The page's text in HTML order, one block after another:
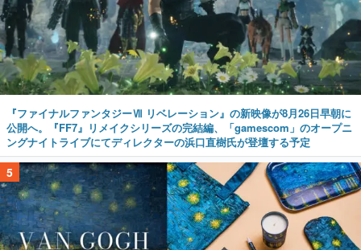
『ファイナルファンタジーⅦ リベレーション』の新映像が8月26日早朝に
公開へ。『FF7』リメイクシリーズの完結編、「gamescom」のオープニ
ングナイトライブにてディレクターの浜口直樹氏が登壇する予定
5